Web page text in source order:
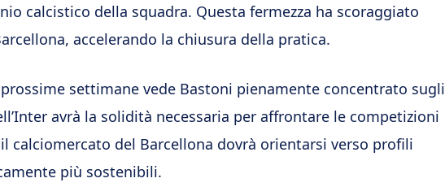
calcistico della squadra. Questa fermezza ha scoraggiato
accelerando la chiusura della pratica.
settimane vede Bastoni pienamente concentrato sugli
avrà la solidità necessaria per affrontare le competizioni
calciomercato del Barcellona dovrà orientarsi verso profili
più sostenibili.